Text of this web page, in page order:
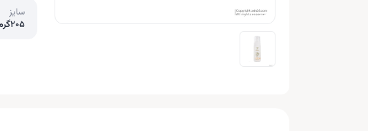
سایز
205گرم